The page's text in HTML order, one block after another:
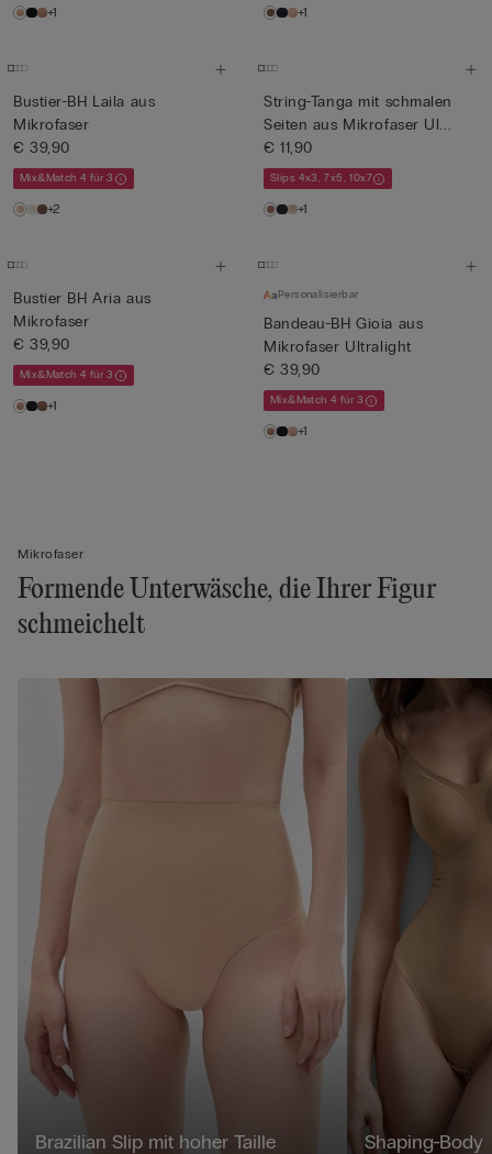
+1 +1
Bustier-BH Laila aus
Mikrofaser
€ 39,90
Mix&Match 4 für 3
+2
String-Tanga mit schmalen
Seiten aus Mikrofaser Ul...
€ 11,90
Slips 4x3, 7x5, 10x7
+1
Bustier BH Aria aus
Mikrofaser
€ 39,90
Mix&Match 4 für 3
+1
Personalisierbar
Bandeau-BH Gioia aus
Mikrofaser Ultralight
€ 39,90
Mix&Match 4 für 3
+1
Mikrofaser
Formende Unterwäsche, die Ihrer Figur
schmeichelt
Brazilian Slip mit hoher Taille Shaping-Body